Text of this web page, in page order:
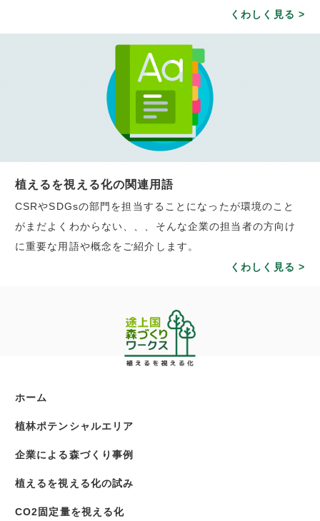
くわしく見る >
植えるを視える化の関連用語
CSRやSDGsの部門を担当することになったが環境のこと
がまだよくわからない、、、そんな企業の担当者の方向け
に重要な用語や概念をご紹介します。
くわしく見る >
ホーム
植林ポテンシャルエリア
企業による森づくり事例
植えるを視える化の試み
CO2固定量を視える化